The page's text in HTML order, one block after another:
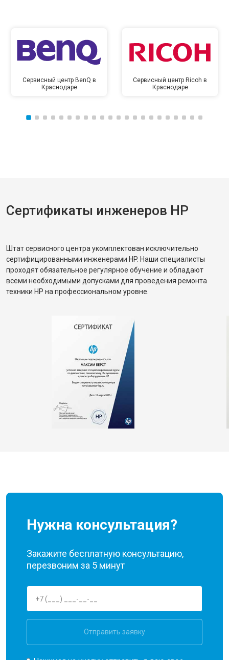
Сервисный центр BenQ в
Краснодаре
Сервисный центр Ricoh в
Краснодаре
Сертификаты инженеров HP
Штат сервисного центра укомплектован исключительно
сертифицированными инженерами HP. Наши специалисты
проходят обязательное регулярное обучение и обладают
всеми необходимыми допусками для проведения ремонта
техники HP на профессиональном уровне.
Нужна консультация?
Закажите бесплатную консультацию,
перезвоним за 5 минут
Отправить заявку